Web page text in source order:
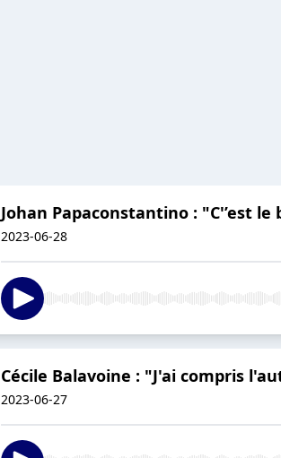
Johan Papaconstantino : "C'’est
2023-06-28
Cécile Balavoine : "J'ai compris
2023-06-27